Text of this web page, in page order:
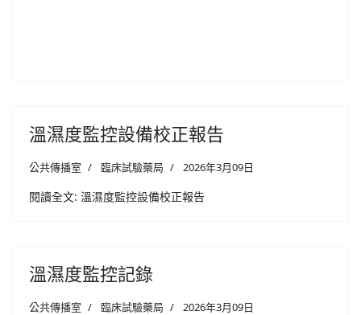
溫濕度監控設備校正報告
公共傳播室 臨床試驗藥局 2026年3月09日
閱讀全文: 溫濕度監控設備校正報告
溫濕度監控記錄
公共傳播室 臨床試驗藥局 2026年3月09日